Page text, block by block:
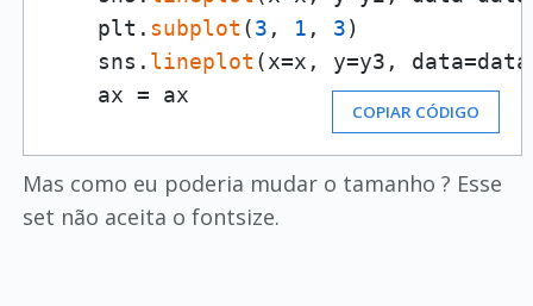
    plt.
subplot (3 , 1 , 3)
    sns.
lineplot (x=x, y=y3,
    ax = ax
COPIAR CÓDIGO
Mas como eu poderia mudar o tamanho ? Esse
set não aceita o fontsize.